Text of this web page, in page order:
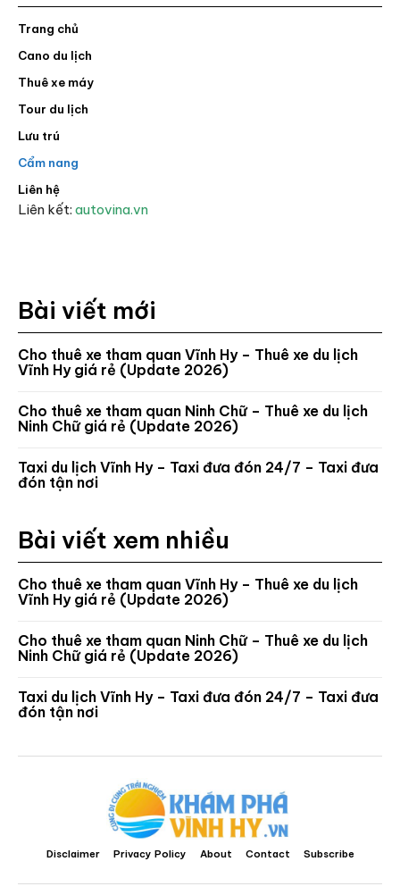
Trang chủ
Cano du lịch
Thuê xe máy
Tour du lịch
Lưu trú
Cẩm nang
Liên hệ
Liên kết: autovina.vn
Bài viết mới
Cho thuê xe tham quan Vĩnh Hy – Thuê xe du lịch
Vĩnh Hy giá rẻ (Update 2026)
Cho thuê xe tham quan Ninh Chữ – Thuê xe du lịch
Ninh Chữ giá rẻ (Update 2026)
Taxi du lịch Vĩnh Hy – Taxi đưa đón 24/7 – Taxi đưa
đón tận nơi
Bài viết xem nhiều
Cho thuê xe tham quan Vĩnh Hy – Thuê xe du lịch
Vĩnh Hy giá rẻ (Update 2026)
Cho thuê xe tham quan Ninh Chữ – Thuê xe du lịch
Ninh Chữ giá rẻ (Update 2026)
Taxi du lịch Vĩnh Hy – Taxi đưa đón 24/7 – Taxi đưa
đón tận nơi
Disclaimer Privacy Policy About Contact Subscribe